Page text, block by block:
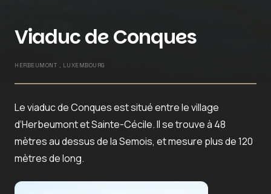
Viaduc de Conques
HERBEUMONT , LUXEMBOURG
Le viaduc de Conques est situé entre le village
d’Herbeumont et Sainte-Cécile. Il se trouve à 48
mètres au dessus de la Semois, et mesure plus de 120
mètres de long.